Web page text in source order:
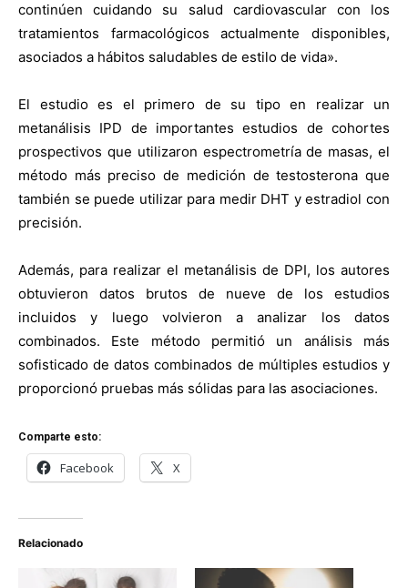
continúen cuidando su salud cardiovascular con los
tratamientos farmacológicos actualmente disponibles,
asociados a hábitos saludables de estilo de vida».
El estudio es el primero de su tipo en realizar un
metanálisis IPD de importantes estudios de cohortes
prospectivos que utilizaron espectrometría de masas, el
método más preciso de medición de testosterona que
también se puede utilizar para medir DHT y estradiol con
precisión.
Además, para realizar el metanálisis de DPI, los autores
obtuvieron datos brutos de nueve de los estudios
incluidos y luego volvieron a analizar los datos
combinados. Este método permitió un análisis más
sofisticado de datos combinados de múltiples estudios y
proporcionó pruebas más sólidas para las asociaciones.
Comparte esto:
Facebook X
Relacionado